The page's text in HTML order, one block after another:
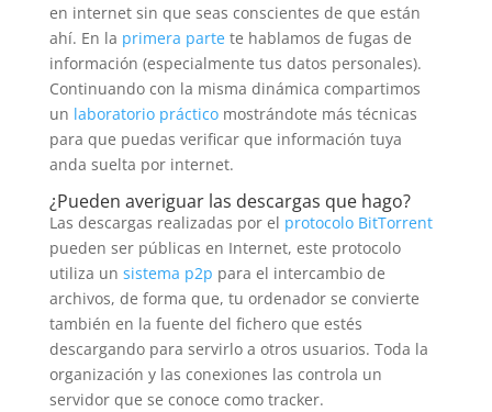
en internet sin que seas conscientes de que están
ahí. En la primera partete hablamos de fugas de
información (especialmente tus datos personales).
Continuando con la misma dinámica compartimos
un laboratorio prácticomostrándote más técnicas
para que puedas verificar que información tuya
anda suelta por internet.
¿Pueden averiguar las descargas que hago?
Las descargas realizadas por el protocolo BitTorrent
pueden ser públicas en Internet, este protocolo
utiliza un sistema p2p para el intercambio de
archivos, de forma que, tu ordenador se convierte
también en la fuente del fichero que estés
descargando para servirlo a otros usuarios. Toda la
organización y las conexiones las controla un
servidor que se conoce como tracker.